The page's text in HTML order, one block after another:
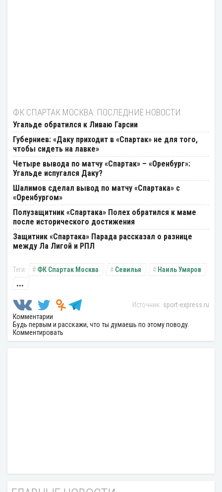
ФК СПАРТАК МОСКВА: ПОСЛЕДНИЕ НОВОСТИ
Угальде обратился к Ливаю Гарсии
Губерниев: «Даку приходит в «Спартак» не для того,
чтобы сидеть на лавке»
Четыре вывода по матчу «Спартак» – «Оренбург»:
Угальде испугался Даку?
Шалимов сделал вывод по матчу «Спартака» с
«Оренбургом»
Полузащитник «Спартака» Полех обратился к маме
после исторического достижения
Защитник «Спартака» Парада рассказал о разнице
между Ла Лигой и РПЛ
ФК Спартак Москва Севилья Наиль Умяров
...
sport-express.ru
Комментарии
Будь первым и расскажи, что ты думаешь по этому поводу.
Комментировать